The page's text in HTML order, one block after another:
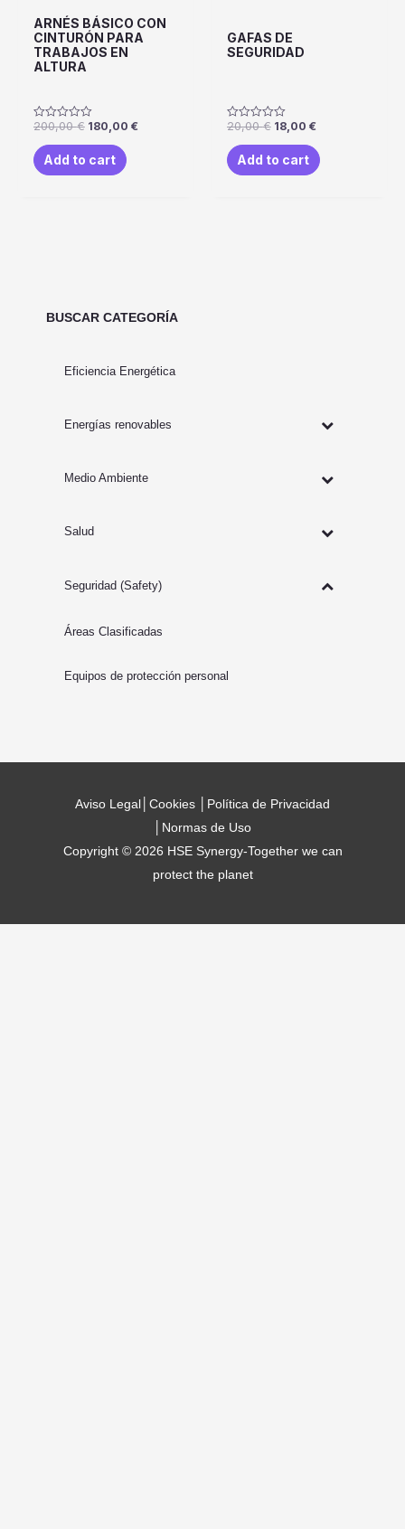
BUSCAR CATEGORÍA
Eficiencia Energética
Energías renovables
Medio Ambiente
Salud
Seguridad (Safety)
Áreas Clasificadas
Equipos de protección personal
ARNÉS BÁSICO CON
CINTURÓN PARA
TRABAJOS EN
ALTURA
Rated
out
of
5
200,00€ 180,00 €
Add to cart
GAFAS DE
SEGURIDAD
Rated
out
of
5
20,00€ 18,00 €
Add to cart
Aviso Legal Cookies
Política de Privacidad
Normas de Uso
Copyright © 2026 HSE Synergy-Together we can
protect the planet